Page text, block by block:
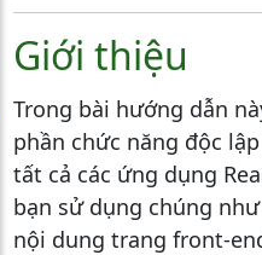
Giới thiệu
Trong bài hướng dẫn
phần chức năng độc
tất cả các ứng dụng
bạn sử dụng chúng
nội dung trang front-